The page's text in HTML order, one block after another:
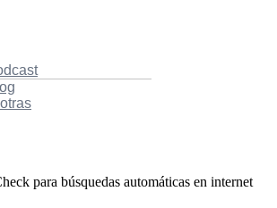
para búsquedas automáticas en internet